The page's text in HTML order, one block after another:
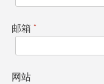
邮箱 *
网站